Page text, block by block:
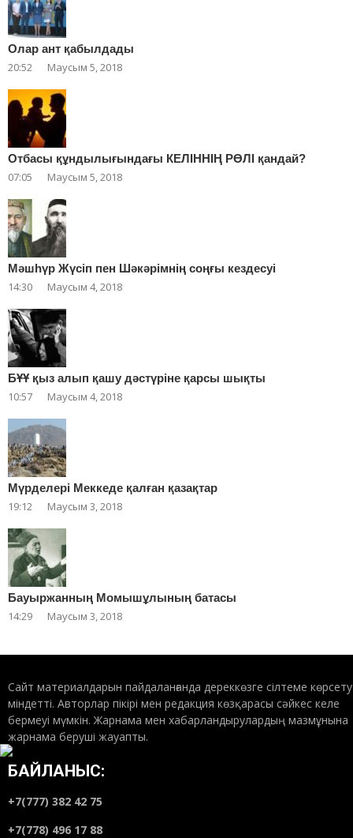
Олар ант қабылдады
20:52 Маусым 5, 2018
Отбасы құндылығындағы КЕЛІННІҢ РӨЛІ қандай?
07:05 Маусым 5, 2018
Мәшһүр Жүсіп пен Шәкәрімнің соңғы кездесуі
14:30 Маусым 4, 2018
БҰҰ қыз алып қашу дәстүріне қарсы шықты
10:57 Маусым 4, 2018
Мүрделері Меккеде қалған қазақтар
19:12 Маусым 3, 2018
Бауыржанның Момышұлының батасы
14:29 Маусым 3, 2018
Сайт материалдарын пайдаланғанда дереккөзге сілтеме көрсету
міндетті. Авторлар пікірі мен редакция көзқарасы сәйкес келе
бермеуі мүмкін. Жарнама мен хабарландырулардың мазмұнына
жарнама беруші жауапты.
БАЙЛАНЫС:
+7(777) 382 42 75
+7(778) 496 17 88